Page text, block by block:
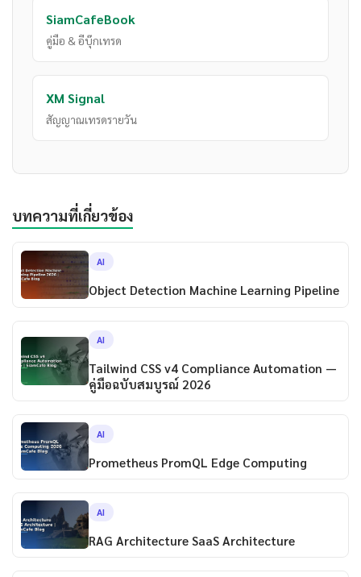
SiamCafeBook
คู่มือ & อีบุ๊กเทรด
XM Signal
สัญญาณเทรดรายวัน
บทความที่เกี่ยวข้อง
AI
Object Detection Machine Learning Pipeline
AI
Tailwind CSS v4 Compliance Automation —
คู่มือฉบับสมบูรณ์ 2026
AI
Prometheus PromQL Edge Computing
AI
RAG Architecture SaaS Architecture